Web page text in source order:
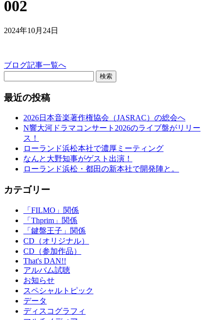
002
2024年10月24日
ブログ記事一覧へ
検索
最近の投稿
2026日本音楽著作権協会（JASRAC）の総会へ
N響大河ドラマコンサート2026のライブ盤がリリー
ス！
ローランド浜松本社で濃厚ミーティング
なんと大野知事がゲスト出演！
ローランド浜松・都田の新本社で開発陣と。
カテゴリー
「FILMO」関係
「Thprim」関係
「鍵盤王子」関係
CD（オリジナル）
CD（参加作品）
That's DAN!!
アルバム試聴
お知らせ
スペシャルトピック
データ
ディスコグラフィ